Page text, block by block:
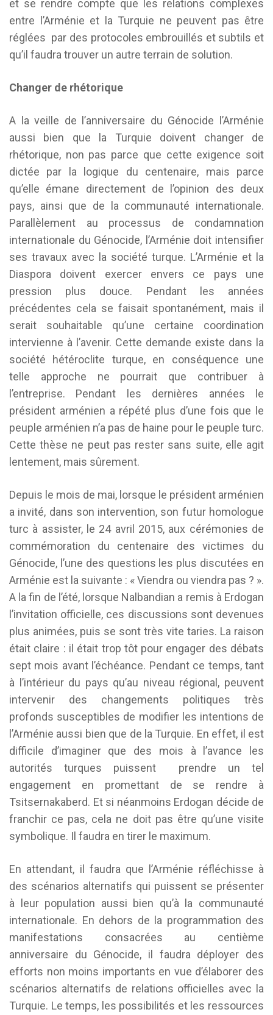
et se rendre compte que les relations complexes
entre l’Arménie et la Turquie ne peuvent pas être
réglées par des protocoles embrouillés et subtils et
qu’il faudra trouver un autre terrain de solution.
Changer de rhétorique
A la veille de l’anniversaire du Génocide l’Arménie
aussi bien que la Turquie doivent changer de
rhétorique, non pas parce que cette exigence soit
dictée par la logique du centenaire, mais parce
qu’elle émane directement de l’opinion des deux
pays, ainsi que de la communauté internationale.
Parallèlement au processus de condamnation
internationale du Génocide, l’Arménie doit intensifier
ses travaux avec la société turque. L’Arménie et la
Diaspora doivent exercer envers ce pays une
pression plus douce. Pendant les années
précédentes cela se faisait spontanément, mais il
serait souhaitable qu’une certaine coordination
intervienne à l’avenir. Cette demande existe dans la
société hétéroclite turque, en conséquence une
telle approche ne pourrait que contribuer à
l’entreprise. Pendant les dernières années le
président arménien a répété plus d’une fois que le
peuple arménien n’a pas de haine pour le peuple turc.
Cette thèse ne peut pas rester sans suite, elle agit
lentement, mais sûrement.
Depuis le mois de mai, lorsque le président arménien
a invité, dans son intervention, son futur homologue
turc à assister, le 24 avril 2015, aux cérémonies de
commémoration du centenaire des victimes du
Génocide, l’une des questions les plus discutées en
Arménie est la suivante : « Viendra ou viendra pas ? ».
A la fin de l’été, lorsque Nalbandian a remis à Erdogan
l’invitation officielle, ces discussions sont devenues
plus animées, puis se sont très vite taries. La raison
était claire : il était trop tôt pour engager des débats
sept mois avant l’échéance. Pendant ce temps, tant
à l’intérieur du pays qu’au niveau régional, peuvent
intervenir des changements politiques très
profonds susceptibles de modifier les intentions de
l’Arménie aussi bien que de la Turquie. En effet, il est
difficile d’imaginer que des mois à l’avance les
autorités turques puissent prendre un tel
engagement en promettant de se rendre à
Tsitsernakaberd. Et si néanmoins Erdogan décide de
franchir ce pas, cela ne doit pas être qu’une visite
symbolique. Il faudra en tirer le maximum.
En attendant, il faudra que l’Arménie réfléchisse à
des scénarios alternatifs qui puissent se présenter
à leur population aussi bien qu’à la communauté
internationale. En dehors de la programmation des
manifestations consacrées au centième
anniversaire du Génocide, il faudra déployer des
efforts non moins importants en vue d’élaborer des
scénarios alternatifs de relations officielles avec la
Turquie. Le temps, les possibilités et les ressources